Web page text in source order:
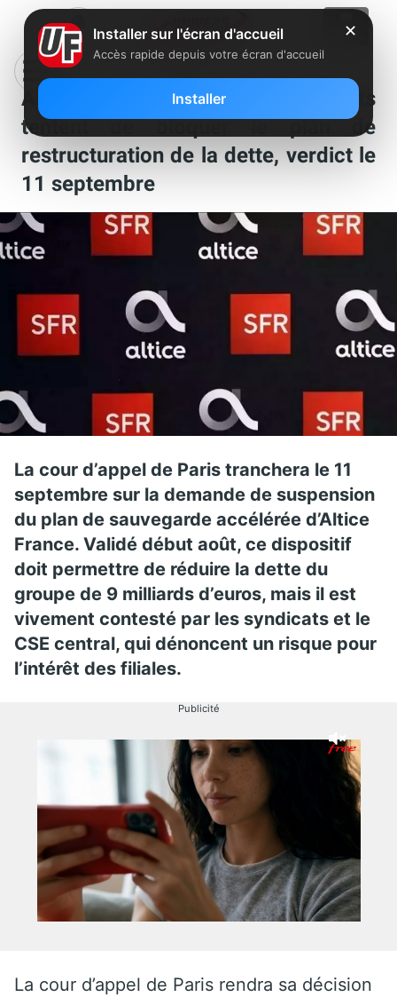
Altice France (SFR) : les syndicats
tentent de bloquer le plan de
restructuration de la dette, verdict le
11 septembre
La cour d’appel de Paris tranchera le 11
septembre sur la demande de suspension
du plan de sauvegarde accélérée d’Altice
France. Validé début août, ce dispositif
doit permettre de réduire la dette du
groupe de 9 milliards d’euros, mais il est
vivement contesté par les syndicats et le
CSE central, qui dénoncent un risque pour
l’intérêt des filiales.
Publicité
La cour d’appel de Paris rendra sa décision
✕
Installer sur l'écran d'accueil
Accès rapide depuis votre écran d'accueil
Installer